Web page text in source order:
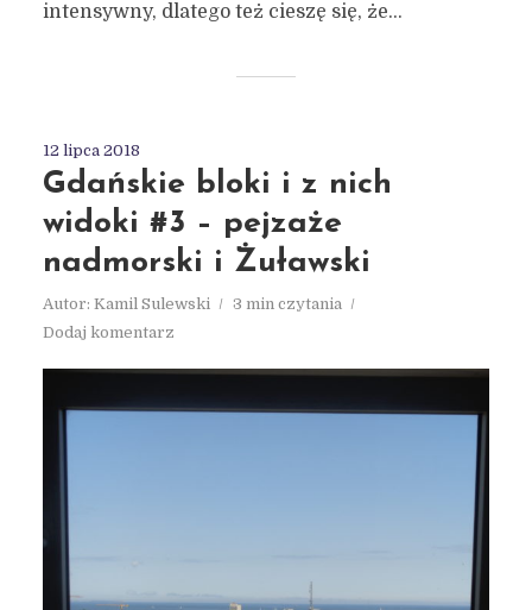
intensywny, dlatego też cieszę się, że...
12 lipca 2018
Gdańskie bloki i z nich
widoki #3 – pejzaże
nadmorski i Żuławski
Autor: Kamil Sulewski
3 min czytania
Dodaj komentarz